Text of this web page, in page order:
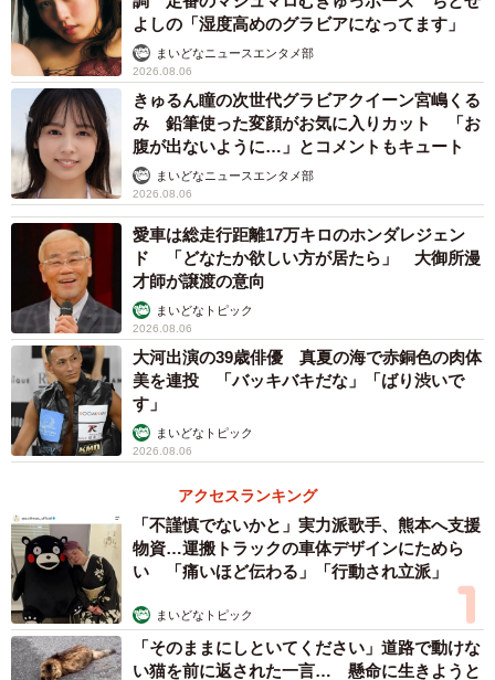
60万人を超えています。
【7位：ぺこぱ】
サンミュージックプロダクション所属のシュウペイさんと
松陰寺太勇さんからなるお笑いコンビ。松陰寺さんがツッ
コむように見せかけてフォローをする「全肯定漫才」が特
徴です。
【8位：ぼる塾】
吉本興業に所属するきりやはるかさん、あんりさん、田辺
智加さん、酒寄希望さんからなる女性お笑いカルテット。
YouTubeチャンネルでのメイク動画が人気です。
【9位：ヒコロヒー】
松竹芸能所属のお笑いタレントです。自己紹介時のキャッ
チコピーは、「国民的地元のツレ」で、ネタは約200本。衣
装、音響や小道具などの仕掛けに頼らない一人コントが特
徴です。
【10位：阿佐ヶ谷姉妹】
姉役の渡辺江里子さんと妹役の木村美穂さんで構成される
お笑いコンビ。ASH&Dコーポレーション所属。おばさんの
自虐を盛り込んだ漫才がメイン。高い歌唱力を活かした歌
よしの「湿度高めのグラビアになってます」
まいどなニュースエンタメ部
2026.08.06
きゅるん瞳の次世代グラビアクイーン宮嶋くる
み 鉛筆使った変顔がお気に入りカット 「お
腹が出ないように…」とコメントもキュート
まいどなニュースエンタメ部
2026.08.06
愛車は総走行距離17万キロのホンダレジェン
ド 「どなたか欲しい方が居たら」 大御所漫
才師が譲渡の意向
まいどなトピック
2026.08.06
大河出演の39歳俳優 真夏の海で赤銅色の肉体
美を連投 「バッキバキだな」「ばり渋いで
す」
まいどなトピック
2026.08.06
アクセスランキング
「不謹慎でないかと」実力派歌手、熊本へ支援
物資…運搬トラックの車体デザインにためら
い 「痛いほど伝わる」「行動され立派」
まいどなトピック
「そのままにしといてください」道路で動けな
い猫を前に返された一言… 懸命に生きようと